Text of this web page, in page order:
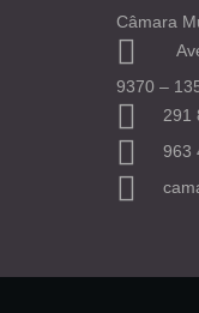
Câmara
9370 –
291
963